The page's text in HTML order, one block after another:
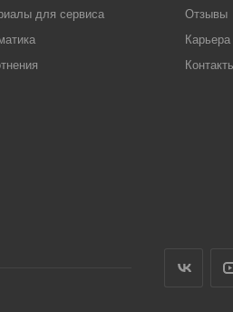
для сервиса
Отзывы
Карьера